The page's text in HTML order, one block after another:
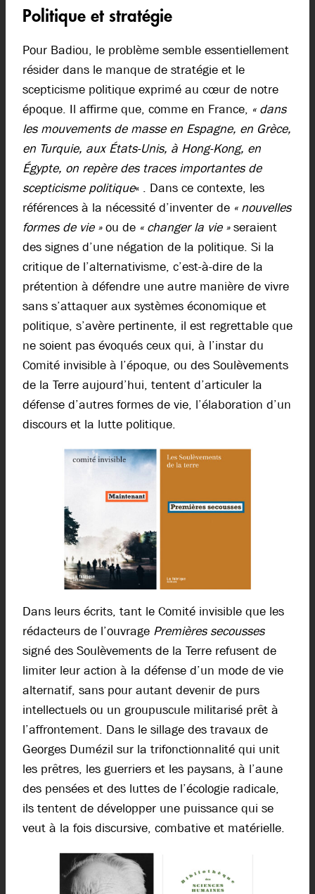
Politique et stratégie
Pour Badiou, le problème semble essentiellement
résider dans le manque de stratégie et le
scepticisme politique exprimé au cœur de notre
époque. Il affirme que, comme en France, « dans
les mouvements de masse en Espagne, en Grèce,
en Turquie, aux États-Unis, à Hong-Kong, en
Égypte, on repère des traces importantes de
scepticisme politique« . Dans ce contexte, les
références à la nécessité d’inventer de « nouvelles
formes de vie »ou de « changer la vie »seraient
des signes d’une négation de la politique. Si la
critique de l’alternativisme, c’est-à-dire de la
prétention à défendre une autre manière de vivre
sans s’attaquer aux systèmes économique et
politique, s’avère pertinente, il est regrettable que
ne soient pas évoqués ceux qui, à l’instar du
Comité invisible à l’époque, ou des Soulèvements
de la Terre aujourd’hui, tentent d’articuler la
défense d’autres formes de vie, l’élaboration d’un
discours et la lutte politique.
Dans leurs écrits, tant le Comité invisible que les
rédacteurs de l’ouvrage Premières secousses
signé des Soulèvements de la Terre refusent de
limiter leur action à la défense d’un mode de vie
alternatif, sans pour autant devenir de purs
intellectuels ou un groupuscule militarisé prêt à
l’affrontement. Dans le sillage des travaux de
Georges Dumézil sur la trifonctionnalité qui unit
les prêtres, les guerriers et les paysans, à l’aune
des pensées et des luttes de l’écologie radicale,
ils tentent de développer une puissance qui se
veut à la fois discursive, combative et matérielle.